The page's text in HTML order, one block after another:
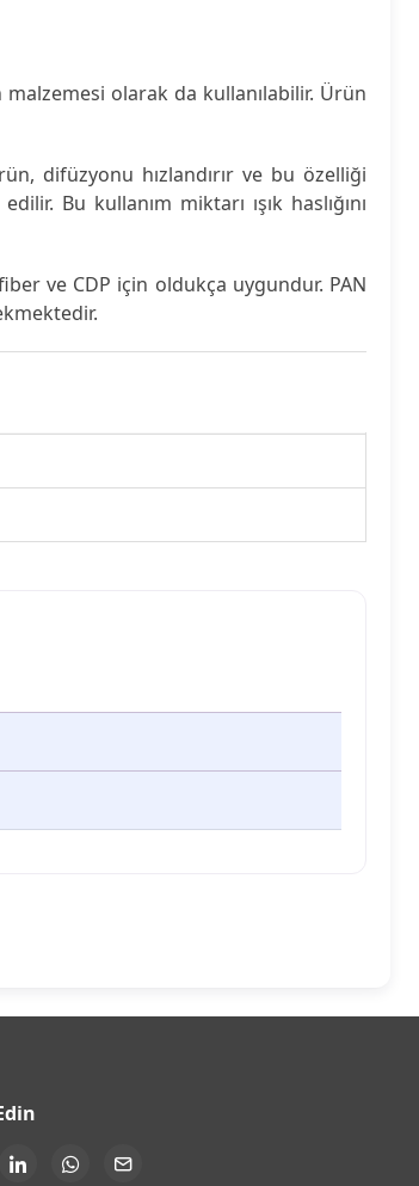
malzemesi olarak da kullanılabilir. Ürün
difüzyonu hızlandırır ve bu özelliği
Bu kullanım miktarı ışık haslığını
ve CDP için oldukça uygundur. PAN